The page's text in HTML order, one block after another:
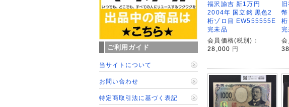
福沢諭吉 新1万円
2004年 国立銘 黒色2
桁ゾロ目 EW555555E
完未品
会員価格(税別)：
28,000 円
会
ご利用ガイド
当サイトについて
お問い合わせ
特定商取引法に基づく表記